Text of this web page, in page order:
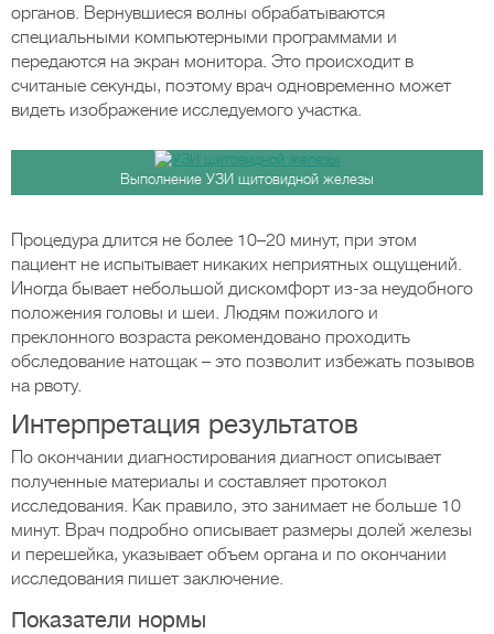
органов. Вернувшиеся волны обрабатываются
специальными компьютерными программами и
передаются на экран монитора. Это происходит в
считаные секунды, поэтому врач одновременно может
видеть изображение исследуемого участка.
Выполнение УЗИ щитовидной железы
Процедура длится не более 10–20 минут, при этом
пациент не испытывает никаких неприятных ощущений.
Иногда бывает небольшой дискомфорт из-за неудобного
положения головы и шеи. Людям пожилого и
преклонного возраста рекомендовано проходить
обследование натощак – это позволит избежать позывов
на рвоту.
Интерпретация результатов
По окончании диагностирования диагност описывает
полученные материалы и составляет протокол
исследования. Как правило, это занимает не больше 10
минут. Врач подробно описывает размеры долей железы
и перешейка, указывает объем органа и по окончании
исследования пишет заключение.
Показатели нормы